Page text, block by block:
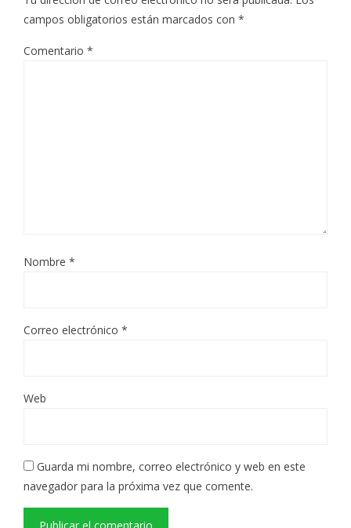
campos obligatorios están marcados con *
Comentario *
Nombre *
Correo electrónico *
Web
Guarda mi nombre, correo electrónico y web en este
navegador para la próxima vez que comente.